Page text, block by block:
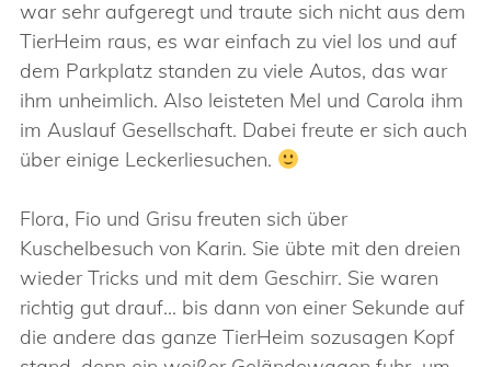
war sehr aufgeregt und traute sich nicht aus dem
TierHeim raus, es war einfach zu viel los und auf
dem Parkplatz standen zu viele Autos, das war
ihm unheimlich. Also leisteten Mel und Carola ihm
im Auslauf Gesellschaft. Dabei freute er sich auch
über einige Leckerliesuchen.
Flora, Fio und Grisu freuten sich über
Kuschelbesuch von Karin. Sie übte mit den dreien
wieder Tricks und mit dem Geschirr. Sie waren
richtig gut drauf… bis dann von einer Sekunde auf
die andere das ganze TierHeim sozusagen Kopf